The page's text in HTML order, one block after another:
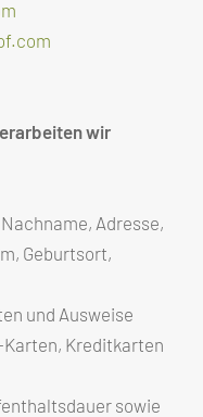
wir
Adresse,
Geburtsort,
und Ausweise
Karten, Kreditkarten
sowie